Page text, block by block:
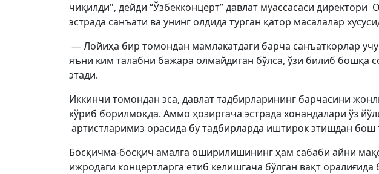
чиқилди", дейди “Ўзбекконцерт” давлат муассасаси
эстрада санъати ва унинг олдида турган қатор масалалар
— Лойиҳа бир томондан мамлакатдаги барча санъаткорлар
яъни ким талабни бажара олмайдиган бўлса, ўзи билиб бошқа
этади.
Иккинчи томондан эса, давлат тадбирларининг барчасини
кўриб борилмоқда. Аммо ҳозиргача эстрада хонандалари ўз
артистларимиз орасида бу тадбирларда иштирок этишдан бош
Босқичма-босқич амалга оширилишининг ҳам сабаби айни
ижродаги концертларга етиб келишгача бўлган вақт оралиғида